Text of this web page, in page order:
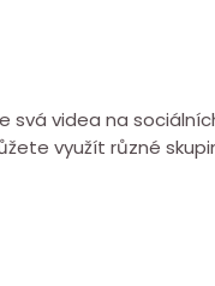
videa na
využít různé